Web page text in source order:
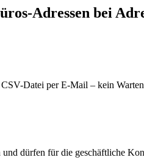
-Adressen bei
Datei per E-Mail – kein
dürfen für die geschäftliche